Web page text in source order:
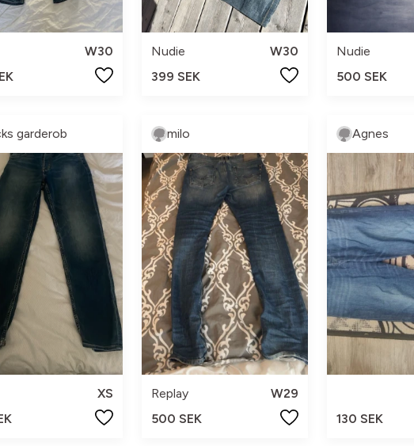
W30
Nudie
W30
399 SEK
Nudie
500 SEK
garderob
XS
milo
Replay
W29
500 SEK
Agnes
130 SEK